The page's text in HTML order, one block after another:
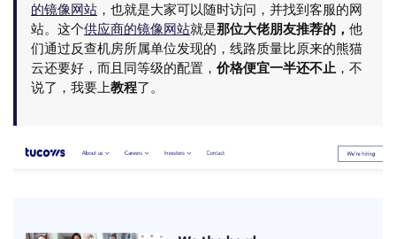
的镜像网站 ，也就是大家可以随时访问，并找到客服的网
站。这个供应商的镜像网站就是那位大佬朋友推荐的， 他
们通过反查机房所属单位发现的，线路质量比原来的熊猫
云还要好，而且同等级的配置， 价格便宜一半还不止 ，不
说了，我要上教程了。